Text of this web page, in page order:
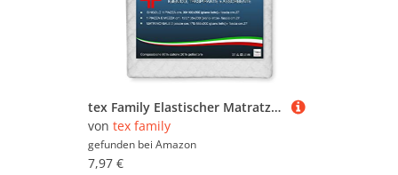
tex Family Elastischer Matratzenschoner Fly 2.0, Jacquard-Frottee, mit Ecken, für Einzelbett
von tex family
gefunden bei Amazon
7,97 €